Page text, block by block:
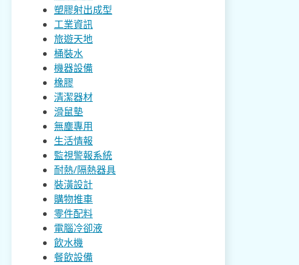
塑膠射出成型
工業資訊
旅遊天地
桶裝水
機器設備
橡膠
清潔器材
滑鼠墊
無塵專用
生活情報
監視警報系統
耐熱/隔熱器具
裝潢設計
購物推車
零件配料
電腦冷卻液
飲水機
餐飲設備